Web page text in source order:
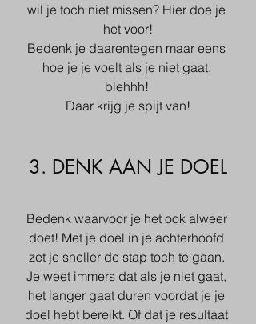
wil je toch niet missen? Hier doe je
het voor!
Bedenk je daarentegen maar eens
hoe je je voelt als je niet gaat,
blehhh!
Daar krijg je spijt van!
3. DENK AAN JE DOEL
Bedenk waarvoor je het ook alweer
doet! Met je doel in je achterhoofd
zet je sneller de stap toch te gaan.
Je weet immers dat als je niet gaat,
het langer gaat duren voordat je je
doel hebt bereikt. Of dat je resultaat